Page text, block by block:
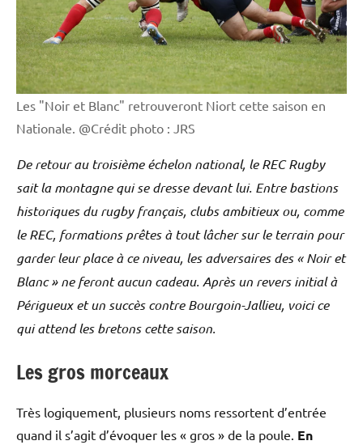
Les "Noir et Blanc" retrouveront Niort cette saison en
Nationale. @Crédit photo : JRS
De retour au troisième échelon national, le REC Rugby
sait la montagne qui se dresse devant lui. Entre bastions
historiques du rugby français, clubs ambitieux ou, comme
le REC, formations prêtes à tout lâcher sur le terrain pour
garder leur place à ce niveau, les adversaires des « Noir et
Blanc » ne feront aucun cadeau. Après un revers initial à
Périgueux et un succès contre Bourgoin-Jallieu, voici ce
qui attend les bretons cette saison.
Les gros morceaux
Très logiquement, plusieurs noms ressortent d’entrée
quand il s’agit d’évoquer les « gros » de la poule. En